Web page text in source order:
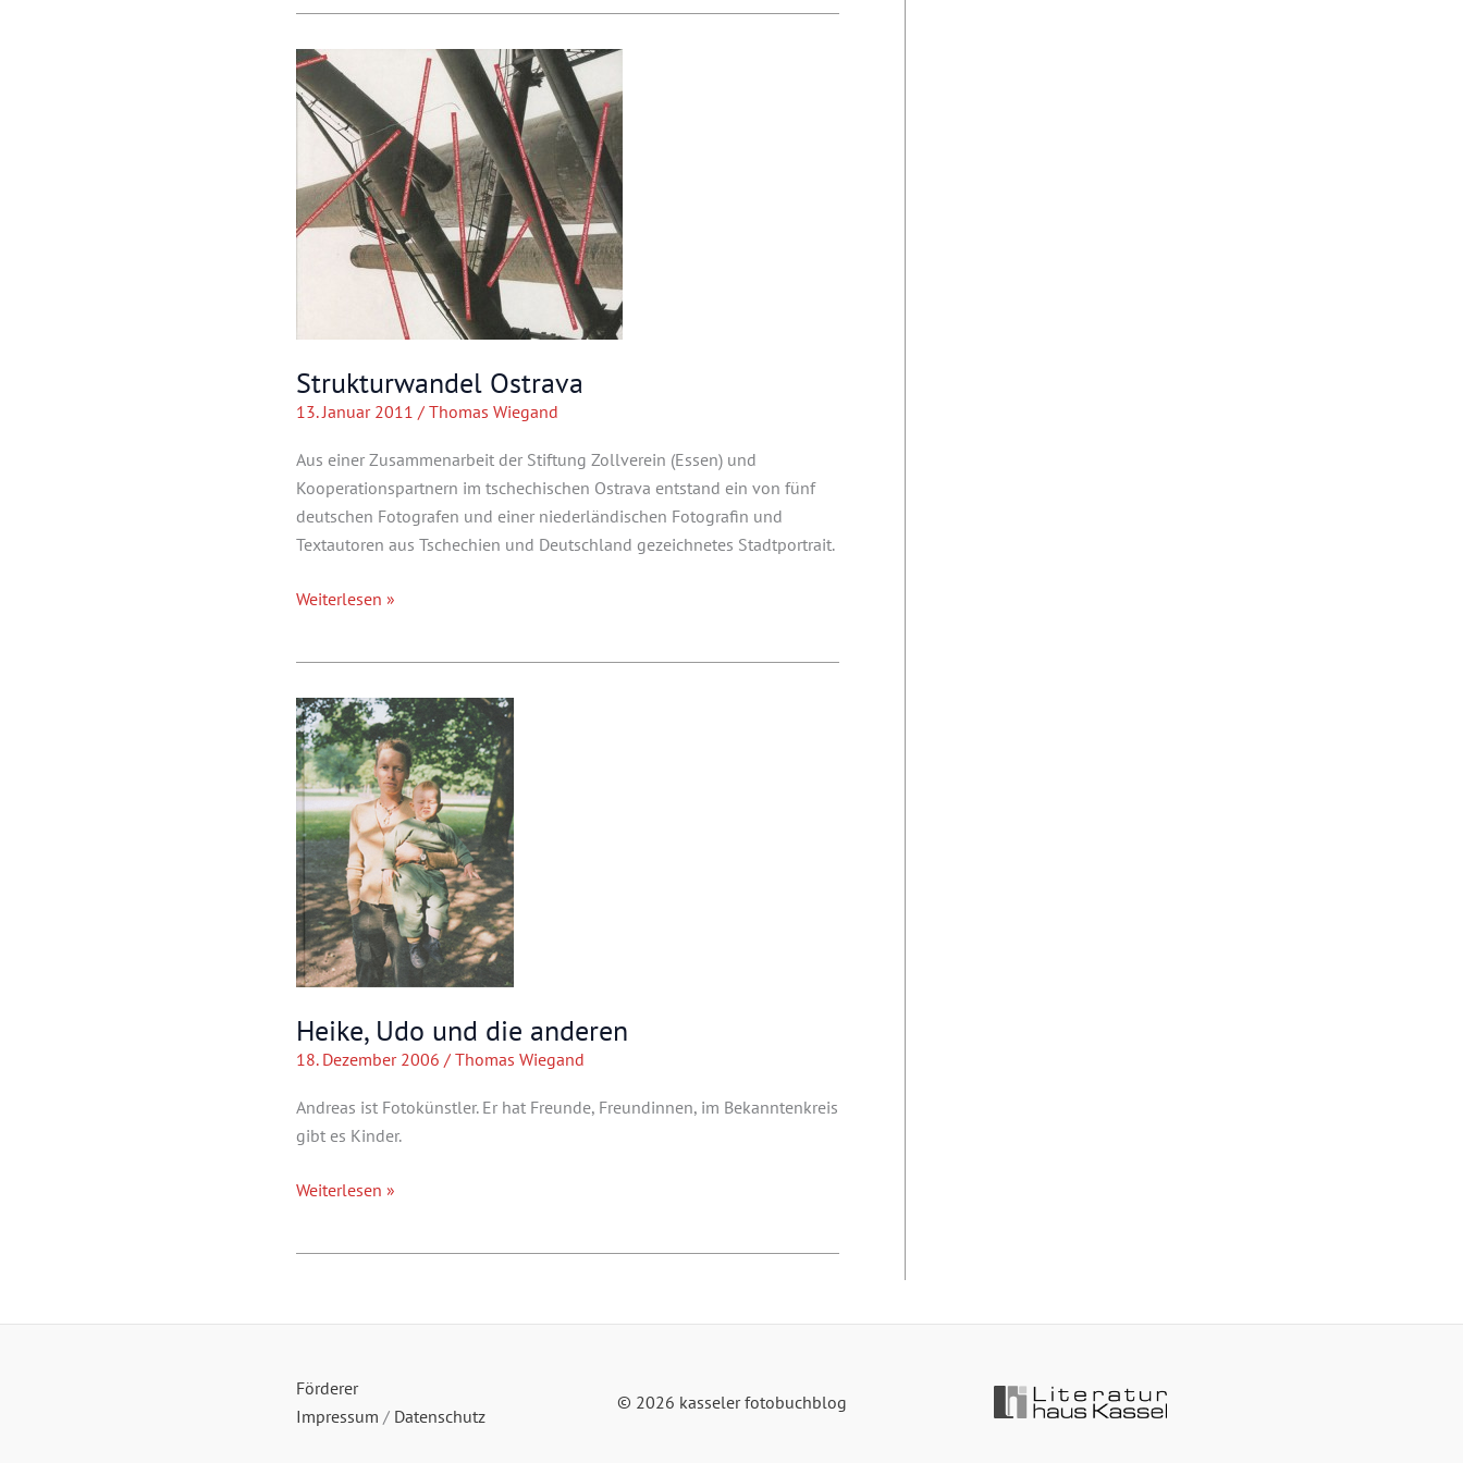
Strukturwandel Ostrava
13. Januar 2011 / Thomas Wiegand
Aus einer Zusammenarbeit der Stiftung Zollverein (Essen) und
Kooperationspartnern im tschechischen Ostrava entstand ein von fünf
deutschen Fotografen und einer niederländischen Fotografin und
Textautoren aus Tschechien und Deutschland gezeichnetes Stadtportrait.
Strukturwandel
Weiterlesen »
Heike, Udo und die anderen
18. Dezember 2006 / Thomas Wiegand
Andreas ist Fotokünstler. Er hat Freunde, Freundinnen, im Bekanntenkreis
gibt es Kinder.
Heike,
Weiterlesen »
Förderer
Impressum / Datenschutz
© 2026 kasseler fotobuchblog